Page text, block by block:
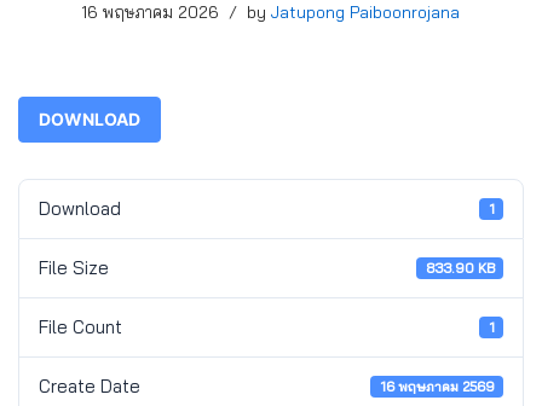
16 พฤษภาคม 2026 by Jatupong Paiboonrojana
DOWNLOAD
Download 1
File Size 833.90 KB
File Count 1
Create Date 16 พฤษภาคม 2569